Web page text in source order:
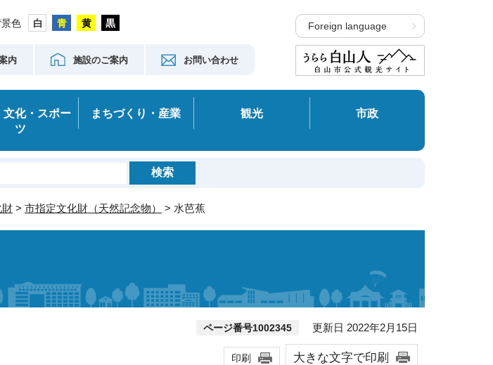
色
内 施設のご案内 お問い合わせ
Foreign language
文化・スポー
ツ
まちづくり・産業 観光 市政
財 > 市指定文化財（天然記念物） > 水芭蕉
ページ番号1002345 更新日 2022年2月15日
印刷 大きな文字で印刷